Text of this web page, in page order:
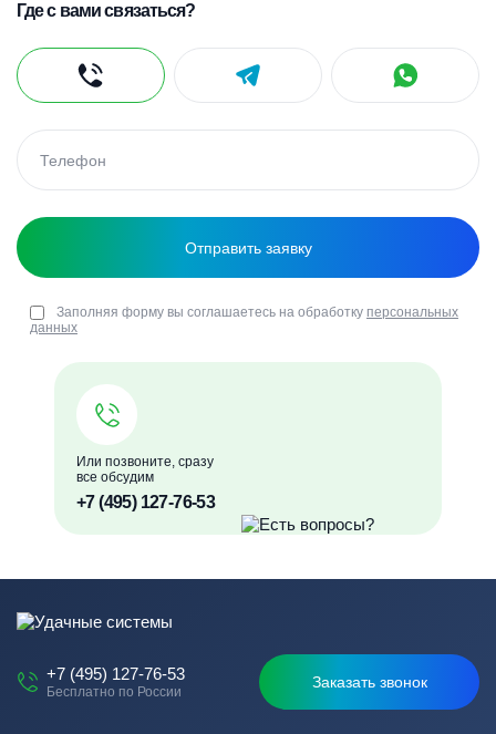
Или позвоните, сразу
все обсудим
+7 (495) 127-76-53
Где с вами связаться?
Заполняя форму вы соглашаетесь на обработку персональных
данных
+7 (495) 127-76-53
Бесплатно по России
Заказать звонок